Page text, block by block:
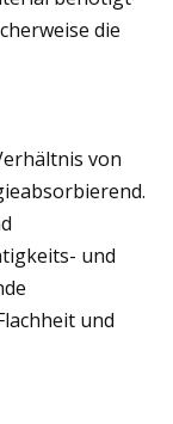
die
von
und
und